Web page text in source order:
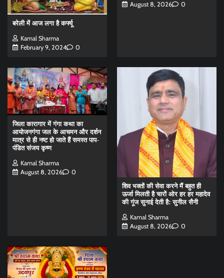
बरेली में आज लगा है कर्फ्यू
Kamal Sharma
February 9, 2024
0
August 8, 2026
0
जिला कारागार में गंगा कथा का
आयोजनगंगा जल के आचमन और दर्शन
मात्र से ही नष्ट हो जाते हैं समस्त पाप-
पंडित संजय कृष्ण
Kamal Sharma
August 8, 2026
0
शिव भक्तों की सेवा करने मैं बहुत ही
ऊर्जा मिलती है चारों ओर हर हर महादेव
की गूंज सुनाई देती है: सुनील सैनी
Kamal Sharma
August 8, 2026
0